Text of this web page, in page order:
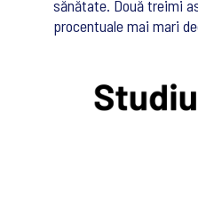
sănătate. Două treimi
procentuale mai mari